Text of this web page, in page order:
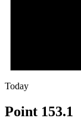
Today
Point 153.1